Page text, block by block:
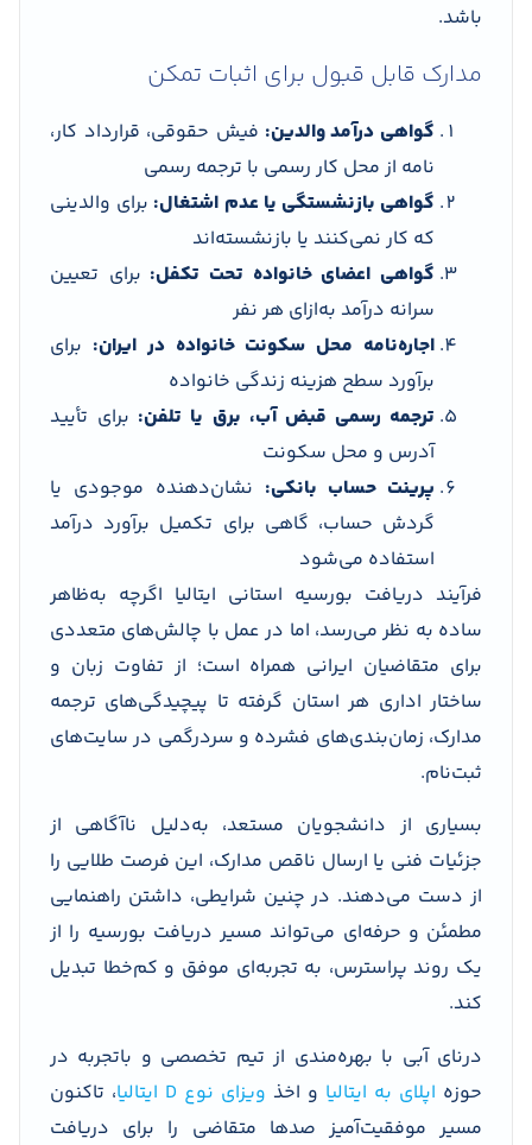
باشد.
مدارک قابل قبول برای اثبات تمکن
گواهی درآمد والدین: فیش حقوقی، قرارداد کار،
نامه از محل کار رسمی با ترجمه رسمی
گواهی بازنشستگی یا عدم اشتغال: برای والدینی
که کار نمی‌کنند یا بازنشسته‌اند
گواهی اعضای خانواده تحت تکفل: برای تعیین
سرانه درآمد به‌ازای هر نفر
اجاره‌نامه محل سکونت خانواده در ایران: برای
برآورد سطح هزینه زندگی خانواده
ترجمه رسمی قبض آب، برق یا تلفن: برای تأیید
آدرس و محل سکونت
پرینت حساب بانکی: نشان‌دهنده موجودی یا
گردش حساب، گاهی برای تکمیل برآورد درآمد
استفاده می‌شود
فرآیند دریافت بورسیه استانی ایتالیا اگرچه به‌ظاهر
ساده به نظر می‌رسد، اما در عمل با چالش‌های متعددی
برای متقاضیان ایرانی همراه است؛ از تفاوت زبان و
ساختار اداری هر استان گرفته تا پیچیدگی‌های ترجمه
مدارک، زمان‌بندی‌های فشرده و سردرگمی در سایت‌های
ثبت‌نام.
بسیاری از دانشجویان مستعد، به‌دلیل ناآگاهی از
جزئیات فنی یا ارسال ناقص مدارک، این فرصت طلایی را
از دست می‌دهند. در چنین شرایطی، داشتن راهنمایی
مطمئن و حرفه‌ای می‌تواند مسیر دریافت بورسیه را از
یک روند پراسترس، به تجربه‌ای موفق و کم‌خطا تبدیل
کند.
درنای آبی با بهره‌مندی از تیم تخصصی و باتجربه در
حوزه اپلای به ایتالیا و اخذ ویزای نوع D ایتالیا
، تاکنون
مسیر موفقیت‌آمیز صدها متقاضی را برای دریافت